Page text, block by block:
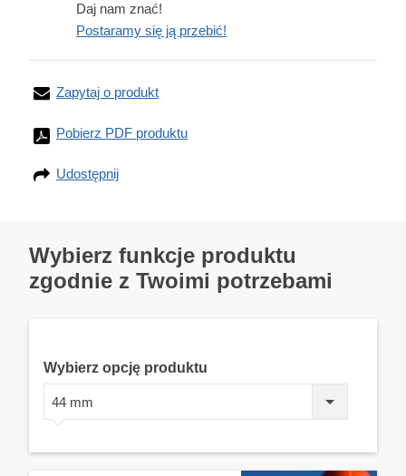
Daj nam znać!
Postaramy się ją przebić!
Zapytaj o produkt
Pobierz PDF produktu
Udostępnij
Wybierz funkcje produktu
zgodnie z Twoimi potrzebami
Wybierz opcję produktu
44 mm